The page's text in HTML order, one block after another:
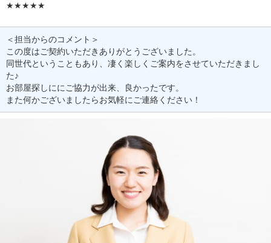
★★★★★
＜担当からのコメント＞
この度はご契約いただきありがとうございました。
同世代ということもあり、凄く楽しくご案内をさせていただきまし
た♪
お部屋探しににご協力が出来、良かったです。
また何かございましたらお気軽にご連絡ください！